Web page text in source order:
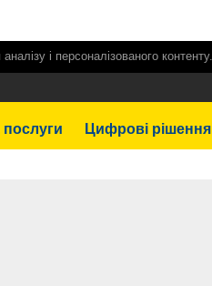
і персоналізованого контенту.
послуги Цифрові рішення